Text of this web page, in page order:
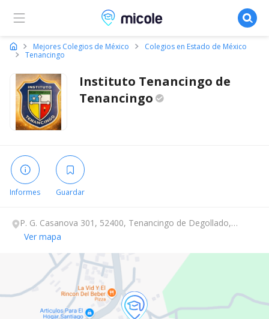
Micole, buscador de colegios
Mejores Colegios de México
Colegios en Estado de México
Tenancingo
Instituto Tenancingo de
Tenancingo
Informes Guardar
P. G. Casanova 301, 52400, Tenancingo de Degollado,
Estado de México.
Ver mapa